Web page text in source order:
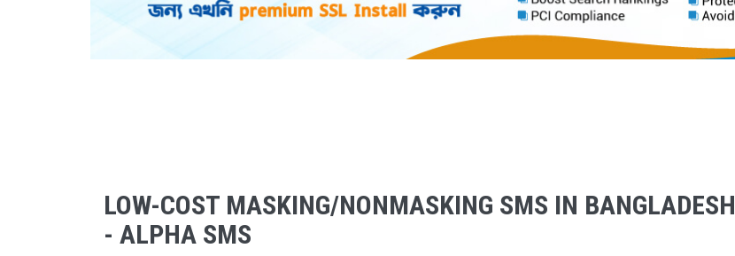
LOW-COST MASKING/NONMASKING SMS IN BANGLADESH
- ALPHA SMS